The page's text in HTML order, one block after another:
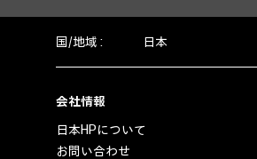
国/地域 : 日本
会社情報
日本HPについて
お問い合わせ